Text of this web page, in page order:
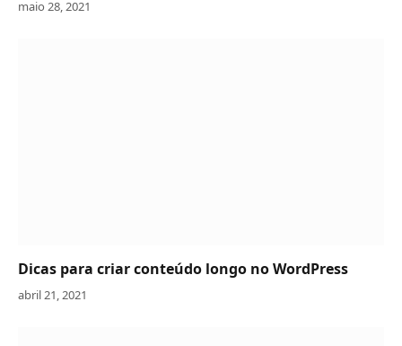
maio 28, 2021
Dicas para criar conteúdo longo no WordPress
abril 21, 2021